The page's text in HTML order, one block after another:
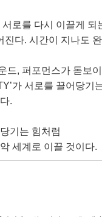
로를 다시 이끌게 되
진다. 시간이 지나도
드, 퍼포먼스가 돋보
’가 서로를 끌어당기
.
기는 힘처럼
세계로 이끌 것이다.